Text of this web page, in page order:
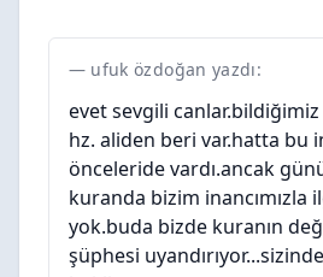
ufuk özdoğan yazdı:
evet sevgili
hz. aliden beri var.hatta bu
önceleride vardı.ancak
kuranda bizim inancımızla
yok.buda bizde kuranın
şüphesi